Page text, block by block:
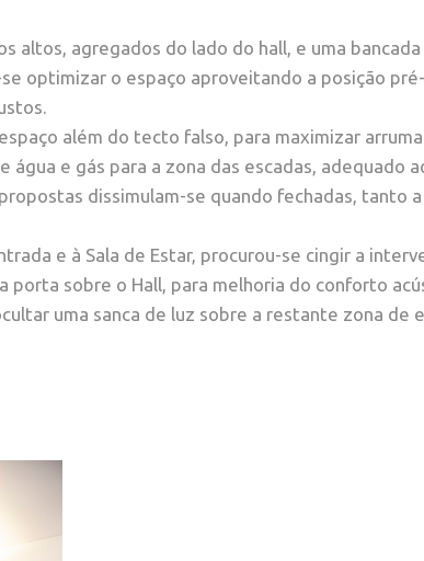
altos, agregados do lado do hall, e uma
optimizar o espaço aproveitando a posição
além do tecto falso, para maximizar
e gás para a zona das escadas, adequado
dissimulam-se quando fechadas, tanto
e à Sala de Estar, procurou-se cingir a
porta sobre o Hall, para melhoria do conforto
uma sanca de luz sobre a restante zona de